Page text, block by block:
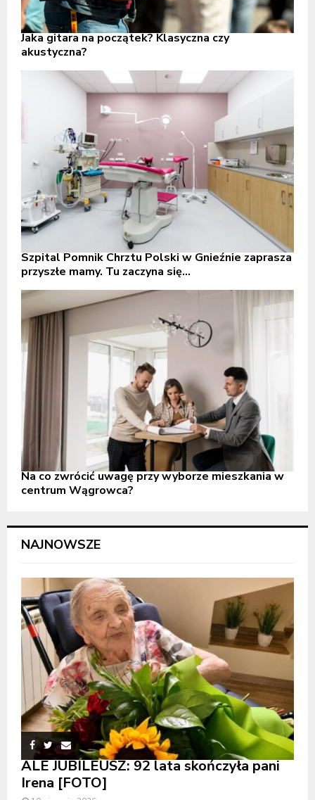
Jaka gitara na początek? Klasyczna czy
akustyczna?
Szpital Pomnik Chrztu Polski w Gnieźnie zaprasza
przyszłe mamy. Tu zaczyna się...
Na co zwrócić uwagę przy wyborze mieszkania w
centrum Wągrowca?
NAJNOWSZE
ALE JUBILEUSZ: 92 lata skończyła pani
Irena [FOTO]